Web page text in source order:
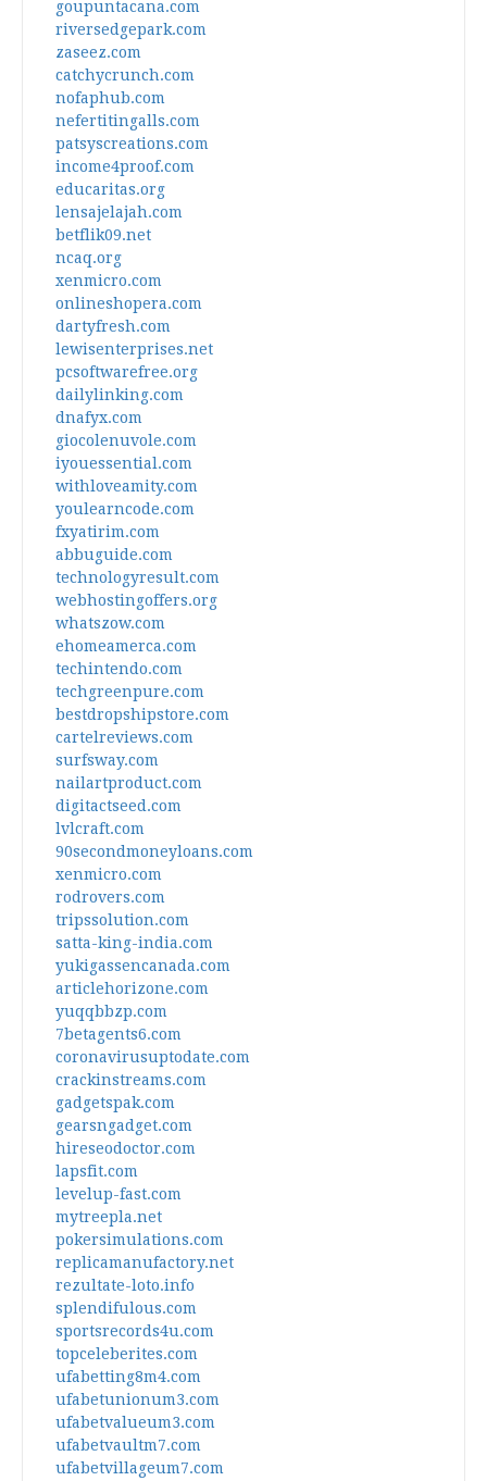
goupuntacana.com
riversedgepark.com
zaseez.com
catchycrunch.com
nofaphub.com
nefertitingalls.com
patsyscreations.com
income4proof.com
educaritas.org
lensajelajah.com
betflik09.net
ncaq.org
xenmicro.com
onlineshopera.com
dartyfresh.com
lewisenterprises.net
pcsoftwarefree.org
dailylinking.com
dnafyx.com
giocolenuvole.com
iyouessential.com
withloveamity.com
youlearncode.com
fxyatirim.com
abbuguide.com
technologyresult.com
webhostingoffers.org
whatszow.com
ehomeamerca.com
techintendo.com
techgreenpure.com
bestdropshipstore.com
cartelreviews.com
surfsway.com
nailartproduct.com
digitactseed.com
lvlcraft.com
90secondmoneyloans.com
xenmicro.com
rodrovers.com
tripssolution.com
satta-king-india.com
yukigassencanada.com
articlehorizone.com
yuqqbbzp.com
7betagents6.com
coronavirusuptodate.com
crackinstreams.com
gadgetspak.com
gearsngadget.com
hireseodoctor.com
lapsfit.com
levelup-fast.com
mytreepla.net
pokersimulations.com
replicamanufactory.net
rezultate-loto.info
splendifulous.com
sportsrecords4u.com
topceleberites.com
ufabetting8m4.com
ufabetunionum3.com
ufabetvalueum3.com
ufabetvaultm7.com
ufabetvillageum7.com